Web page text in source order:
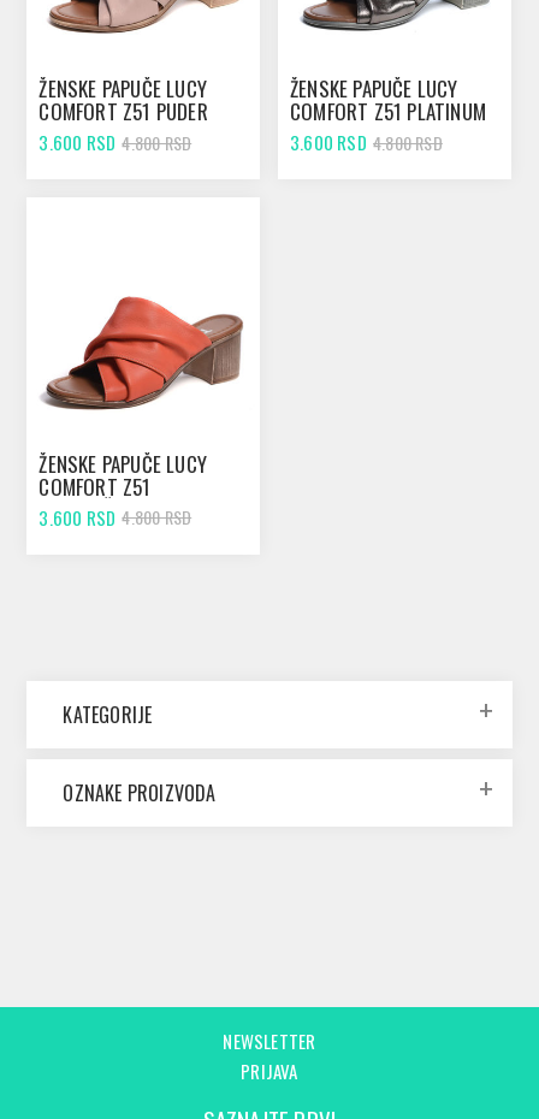
ŽENSKE PAPUČE LUCY
COMFORT Z51 PUDER
3.600 RSD 4.800 RSD
ŽENSKE PAPUČE LUCY
COMFORT Z51 PLATINUM
3.600 RSD 4.800 RSD
ŽENSKE PAPUČE LUCY
COMFORT Z51
NARANDŽASTE
3.600 RSD 4.800 RSD
KATEGORIJE
OZNAKE PROIZVODA
NEWSLETTER
PRIJAVA